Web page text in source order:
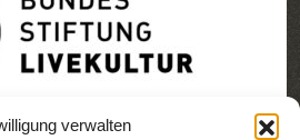
verwalten